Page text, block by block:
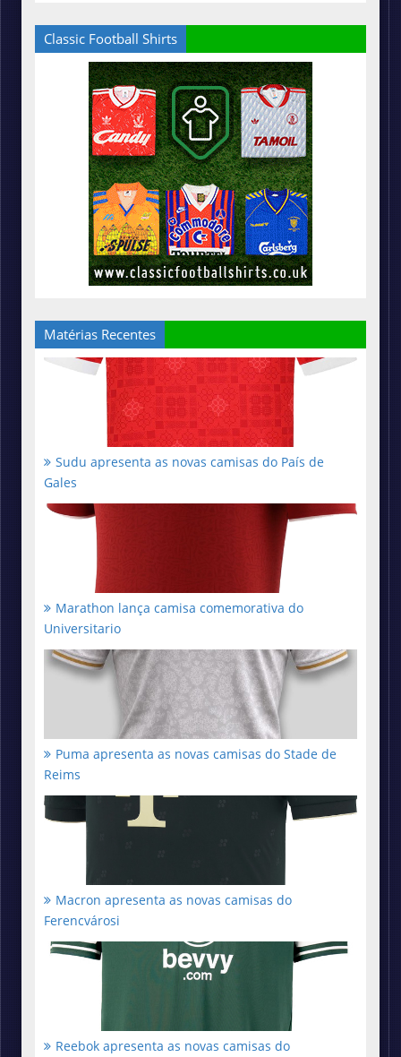
Classic Football Shirts
Matérias Recentes
Sudu apresenta as novas camisas do País de
Gales
Marathon lança camisa comemorativa do
Universitario
Puma apresenta as novas camisas do Stade de
Reims
Macron apresenta as novas camisas do
Ferencvárosi
Reebok apresenta as novas camisas do